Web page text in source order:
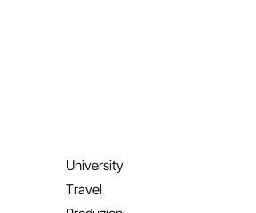
University
Travel